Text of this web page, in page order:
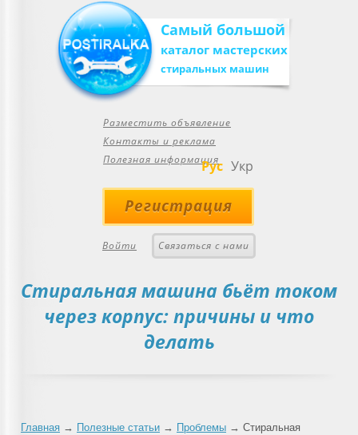
Самый большой
каталог мастерских
стиральных машин
Разместить объявление
Контакты и реклама
Полезная информация
Рус Укр
Регистрация
Войти Связаться с нами
Стиральная машина бьёт током
через корпус: причины и что
делать
Главная → Полезные статьи → Проблемы → Стиральная